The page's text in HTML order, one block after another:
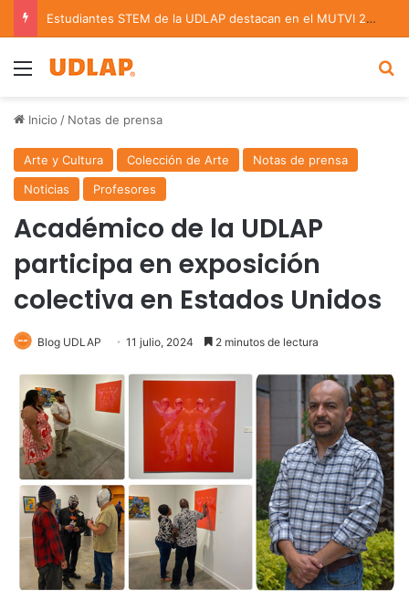
Estudiantes STEM de la UDLAP destacan en el MUTVI 2026
Menu
Inicio / Notas de prensa
Arte y Cultura Colección de Arte
Notas de prensa
Noticias
Profesores
Académico de la UDLAP
participa en exposición
colectiva en Estados Unidos
Blog UDLAP 11 julio, 2024 2 minutos de lectura